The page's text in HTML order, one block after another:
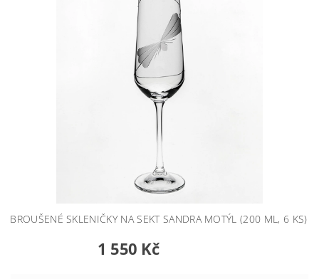
BROUŠENÉ SKLENIČKY NA SEKT SANDRA MOTÝL (200 ML, 6 KS)
1 550 Kč